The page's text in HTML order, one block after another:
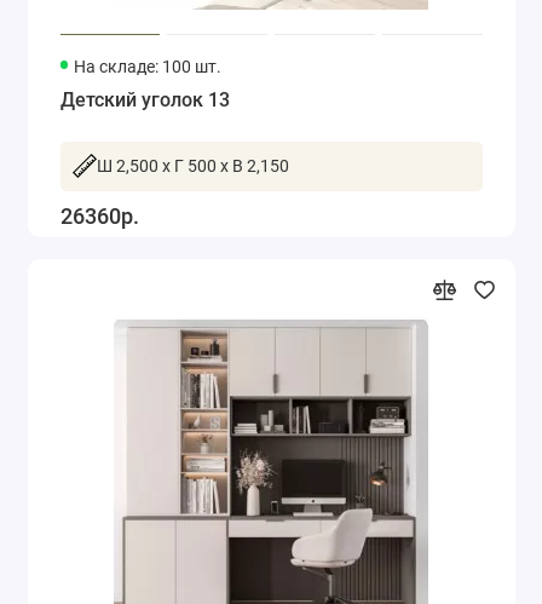
На складе: 100 шт.
Детский уголок 13
Ш 2,500 x Г 500 x В 2,150
26360р.